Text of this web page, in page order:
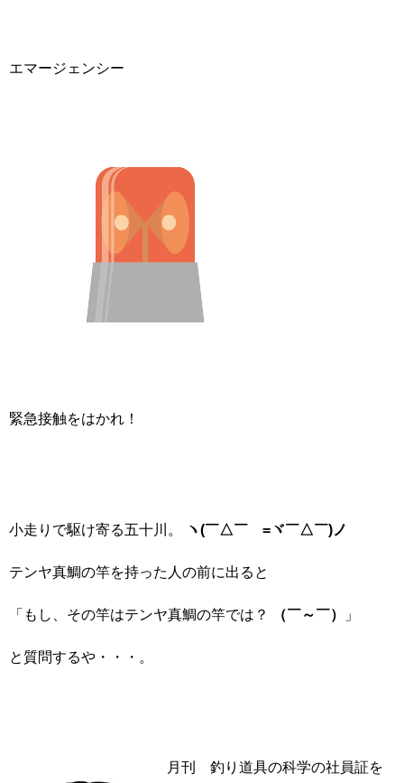
エマージェンシー
緊急接触をはかれ！
小走りで駆け寄る五十川。 ヽ(￣△￣ゞ=ヾ￣△￣)ノ
テンヤ真鯛の竿を持った人の前に出ると
「もし、その竿はテンヤ真鯛の竿では？ （￣～￣） 」
と質問するや・・・。
月刊 釣り道具の科学の社員証を